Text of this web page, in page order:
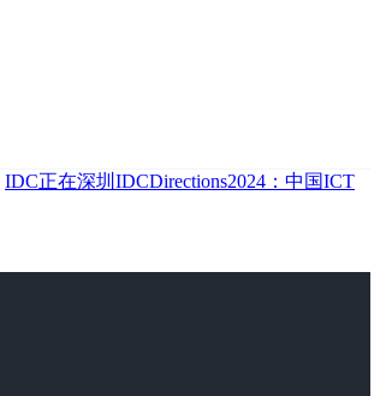
IDC正在深圳IDCDirections2024：中国ICT